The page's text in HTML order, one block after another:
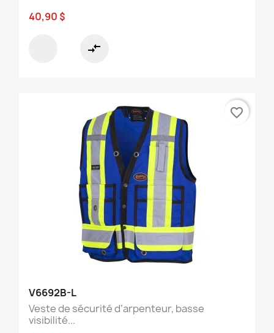
40,90 $
compare_arrows
V6692B-L
Veste de sécurité d’arpenteur, basse
visibilité...
favorite_border